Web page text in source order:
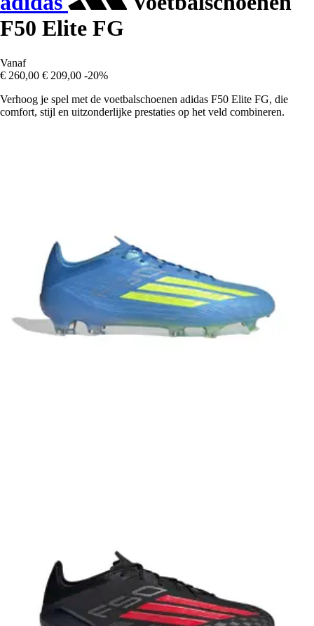
F50 Elite FG
Vanaf
€ 260,00 € 209,00 -20%
Verhoog je spel met de voetbalschoenen adidas F50 Elite FG, die
comfort, stijl en uitzonderlijke prestaties op het veld combineren.